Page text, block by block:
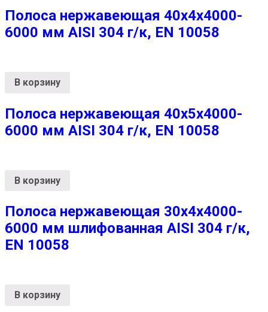
Полоса нержавеющая 40х4х4000-
6000 мм AISI 304 г/к, EN 10058
В корзину
Полоса нержавеющая 40х5х4000-
6000 мм AISI 304 г/к, EN 10058
В корзину
Полоса нержавеющая 30х4х4000-
6000 мм шлифованная AISI 304 г/к,
EN 10058
В корзину